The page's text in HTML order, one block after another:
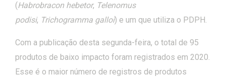
(Habrobracon hebetor, Telenomus
podisi, Trichogramma galloi) e um que utiliza o PDPH.
Com a publicação desta segunda-feira, o total de 95
produtos de baixo impacto foram registrados em 2020.
Esse é o maior número de registros de produtos